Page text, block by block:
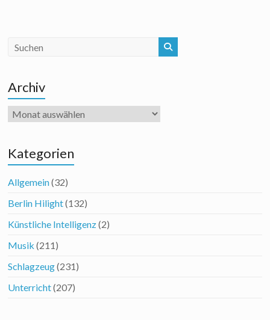
Archiv
Archiv
Kategorien
Allgemein(32)
Berlin Hilight(132)
Künstliche Intelligenz(2)
Musik (211)
Schlagzeug(231)
Unterricht(207)